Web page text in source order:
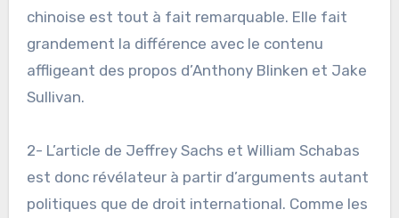
chinoise est tout à fait remarquable. Elle fait
grandement la différence avec le contenu
affligeant des propos d’Anthony Blinken et Jake
Sullivan.
2- L’article de Jeffrey Sachs et William Schabas
est donc révélateur à partir d’arguments autant
politiques que de droit international. Comme les